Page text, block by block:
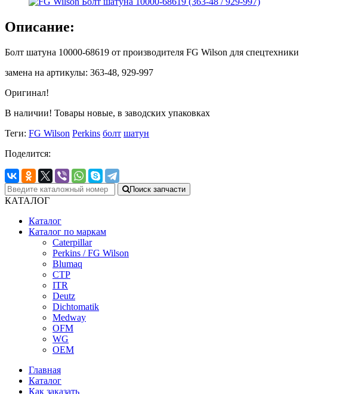
Описание:
Болт шатуна 10000-68619 от производителя FG Wilson для спецтехники
замена на артикулы: 363-48, 929-997
Оригинал!
В наличии! Товары новые, в заводских упаковках
Теги: FG Wilson Perkins болт шатун
Поделится:
Поиск запчасти
КАТАЛОГ
Каталог
Каталог по маркам
Caterpillar
Perkins / FG Wilson
Blumaq
CTP
ITR
Deutz
Dichtomatik
Medway
OFM
WG
OEM
Главная
Каталог
Как заказать